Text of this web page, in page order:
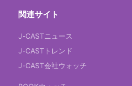
関連サイト
J-CASTニュース
J-CASTトレンド
J-CAST会社ウォッチ